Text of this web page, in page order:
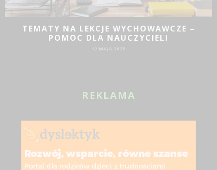
JAKIE DZIAŁANIA PROMOCYJNE SPRAWDZĄ
REKLAMA